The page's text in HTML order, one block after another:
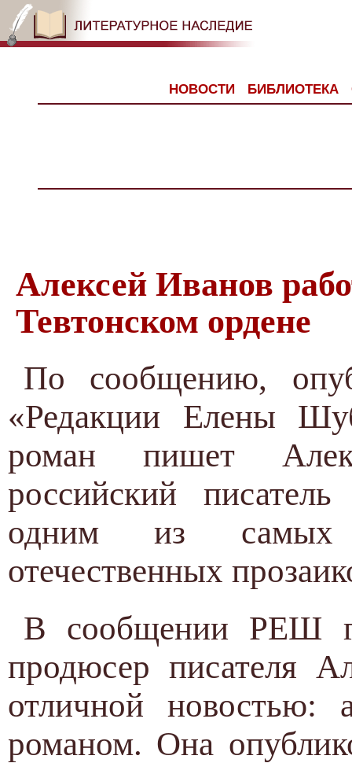
НОВОСТИ БИБЛИОТЕКА
Алексей Иванов
Тевтонском ордене
По сообщению,
«Редакции Елены
роман пишет
российский
одним из самых
отечественных
В сообщении РЕШ
продюсер писателя
отличной новостью:
романом. Она